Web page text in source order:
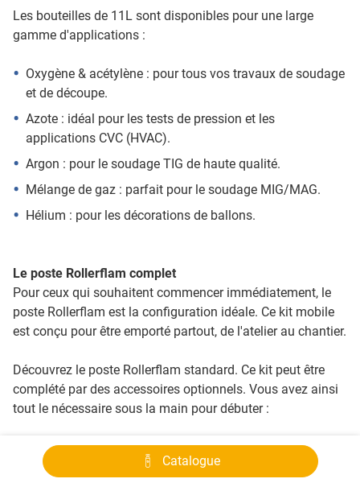
Catalogue
Les bouteilles de 11L sont disponibles pour une large
gamme d'applications :
Oxygène & acétylène : pour tous vos travaux de soudage
et de découpe.
Azote : idéal pour les tests de pression et les
applications CVC (HVAC).
Argon : pour le soudage TIG de haute qualité.
Mélange de gaz : parfait pour le soudage MIG/MAG.
Hélium : pour les décorations de ballons.
Le poste Rollerflam complet
Pour ceux qui souhaitent commencer immédiatement, le
poste Rollerflam est la configuration idéale. Ce kit mobile
est conçu pour être emporté partout, de l'atelier au chantier.
Découvrez le poste Rollerflam standard. Ce kit peut être
complété par des accessoires optionnels. Vous avez ainsi
tout le nécessaire sous la main pour débuter :
Élément Type